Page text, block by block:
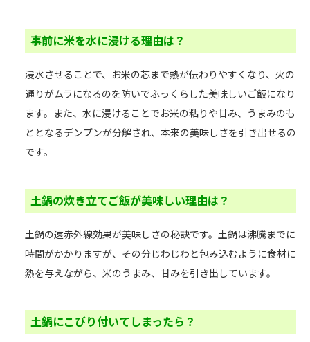
事前に米を水に浸ける理由は？
浸水させることで、お米の芯まで熱が伝わりやすくなり、火の
通りがムラになるのを防いでふっくらした美味しいご飯になり
ます。また、水に浸けることでお米の粘りや甘み、うまみのも
ととなるデンプンが分解され、本来の美味しさを引き出せるの
です。
土鍋の炊き立てご飯が美味しい理由は？
土鍋の遠赤外線効果が美味しさの秘訣です。土鍋は沸騰までに
時間がかかりますが、その分じわじわと包み込むように食材に
熱を与えながら、米のうまみ、甘みを引き出しています。
土鍋にこびり付いてしまったら？